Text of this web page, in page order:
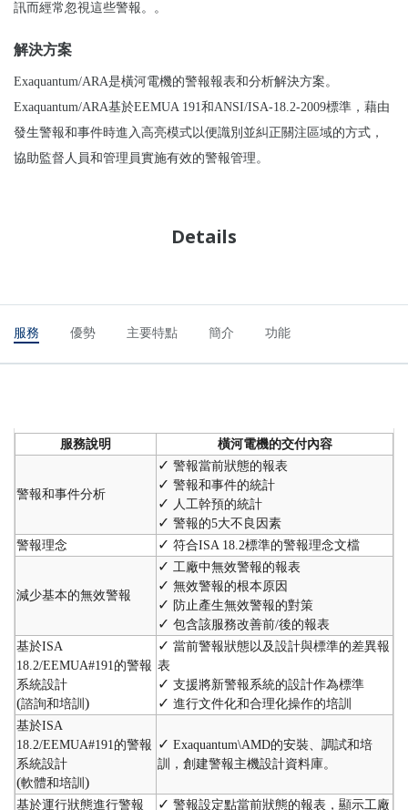
訊而經常忽視這些警報。 。
解決方案
Exaquantum/ARA是橫河電機的警報報表和分析解決方案。
Exaquantum/ARA基於EEMUA 191和ANSI/ISA-18.2-2009標準，藉由
發生警報和事件時進入高亮模式以便識別並糾正關注區域的方式，
協助監督人員和管理員實施有效的警報管理。
Details
服務 優勢 主要特點 簡介 功能
服務說明 橫河電機的交付內容
警報和事件分析
✓ 警報當前狀態的報表
✓ 警報和事件的統計
✓ 人工幹預的統計
✓ 警報的5大不良因素
警報理念
✓ 符合ISA 18.2標準的警報理念文檔
減少基本的無效警報
✓ 工廠中無效警報的報表
✓ 無效警報的根本原因
✓ 防止產生無效警報的對策
✓ 包含該服務改善前/後的報表
基於ISA
18.2/EEMUA#191的警報
系統設計
(諮詢和培訓 )
✓ 當前警報狀態以及設計與標準的差異報
表
✓ 支援將新警報系統的設計作為標準
✓ 進行文件化和合理化操作的培訓
基於ISA
18.2/EEMUA#191的警報
系統設計
(軟體和培訓 )
✓ Exaquantum\AMD的安裝、調試和培
訓，創建警報主機設計資料庫。
基於運行狀態進行警報
✓ 警報設定點當前狀態的報表，顯示工廠